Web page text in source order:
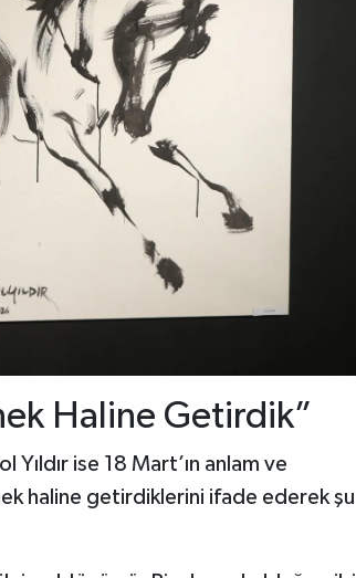
Haline Getirdik”
Yıldır ise 18 Mart’ın anlam ve
haline getirdiklerini ifade ederek şu